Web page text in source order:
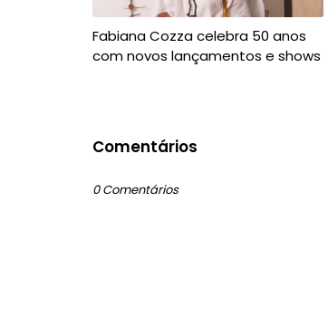
Fabiana Cozza celebra 50 anos
com novos lançamentos e shows
Comentários
0 Comentários